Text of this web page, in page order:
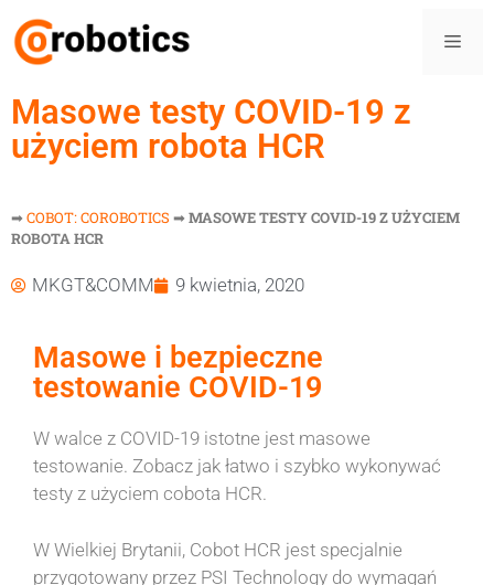
Masowe testy COVID-19 z
użyciem robota HCR
➡COBOT: COROBOTICS ➡MASOWE TESTY COVID-19 Z UŻYCIEM
ROBOTA HCR
MKGT&COMM 9 kwietnia, 2020
Masowe i bezpieczne
testowanie COVID-19
W walce z COVID-19 istotne jest masowe
testowanie. Zobacz jak łatwo i szybko wykonywać
testy z użyciem cobota HCR.
W Wielkiej Brytanii, Cobot HCR jest specjalnie
przygotowany przez PSI Technology do wymagań